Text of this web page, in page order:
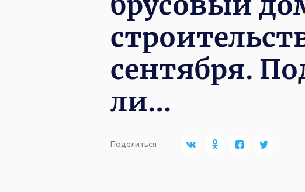
сентября.
ли…
Поделиться